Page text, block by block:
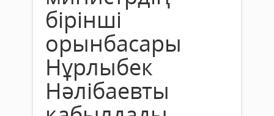
бірінші
орынбасары
Нұрлыбек
Нәлібаевты